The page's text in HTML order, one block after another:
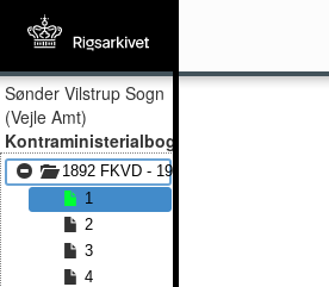
Sønder Vilstrup Sogn
(Vejle Amt)
Kontraministerialbog
1892 FKVD - 1912 FKVD
1
2
3
4